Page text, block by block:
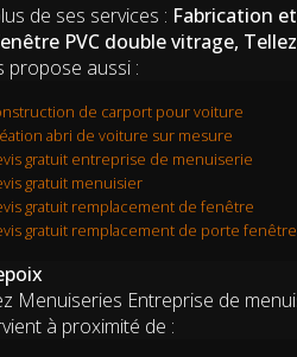
de ses services : Fabrication
PVC double vitrage,
propose aussi :
de carport pour voiture
abri de voiture sur mesure
gratuit entreprise de menuiserie
gratuit menuisier
gratuit remplacement de fenêtre
gratuit remplacement de porte fenêtre
Menuiseries Entreprise de
à proximité de :